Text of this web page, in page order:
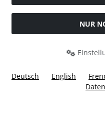
Widerrufsformular
NUR
Deutsch English